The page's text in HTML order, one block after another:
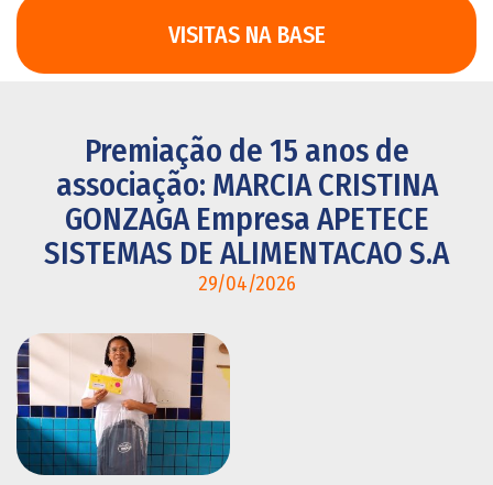
VISITAS NA BASE
Premiação de 15 anos de
associação: MARCIA CRISTINA
GONZAGA Empresa APETECE
SISTEMAS DE ALIMENTACAO S.A
29/04/2026